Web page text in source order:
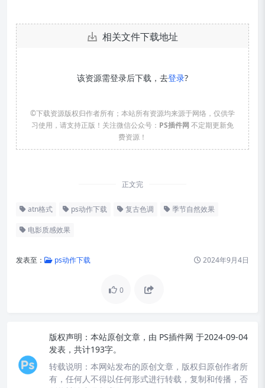
相关文件下载地址
该资源需登录后下载，去登录?
©下载资源版权归作者所有；本站所有资源均来源于网络，仅供学
习使用，请支持正版！关注微信公众号： PS插件网 不定期更新免
费资源！
正文完
atn格式 ps动作下载 复古色调 季节自然效果
电影质感效果
发表至： ps动作下载 2024年9月4日
0
版权声明： 本站原创文章，由 PS插件网 于2024-09-04
发表，共计193字。
转载说明： 本网站发布的原创文章，版权归原创作者所
有，任何人不得以任何形式进行转载，复制和传播，否